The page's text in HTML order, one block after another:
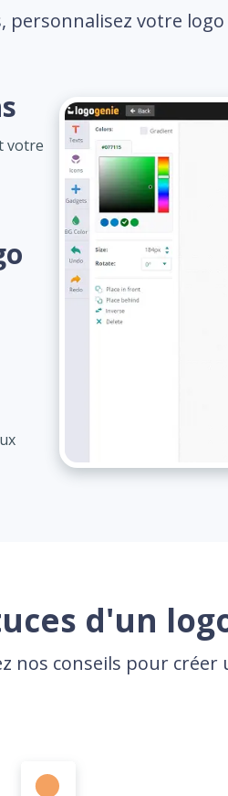
votre
votre
d'un
nos conseils pour